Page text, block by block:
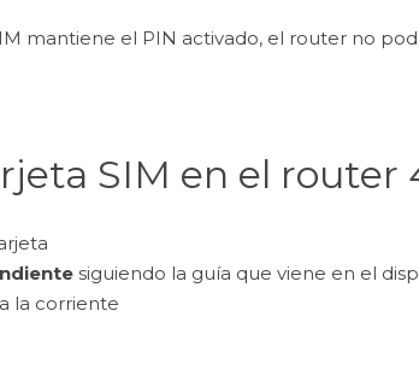
mantiene el PIN activado, el router no
SIM en el router
siguiendo la guía que viene en el
la corriente